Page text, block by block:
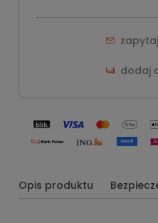
dodaj
Opis produktu